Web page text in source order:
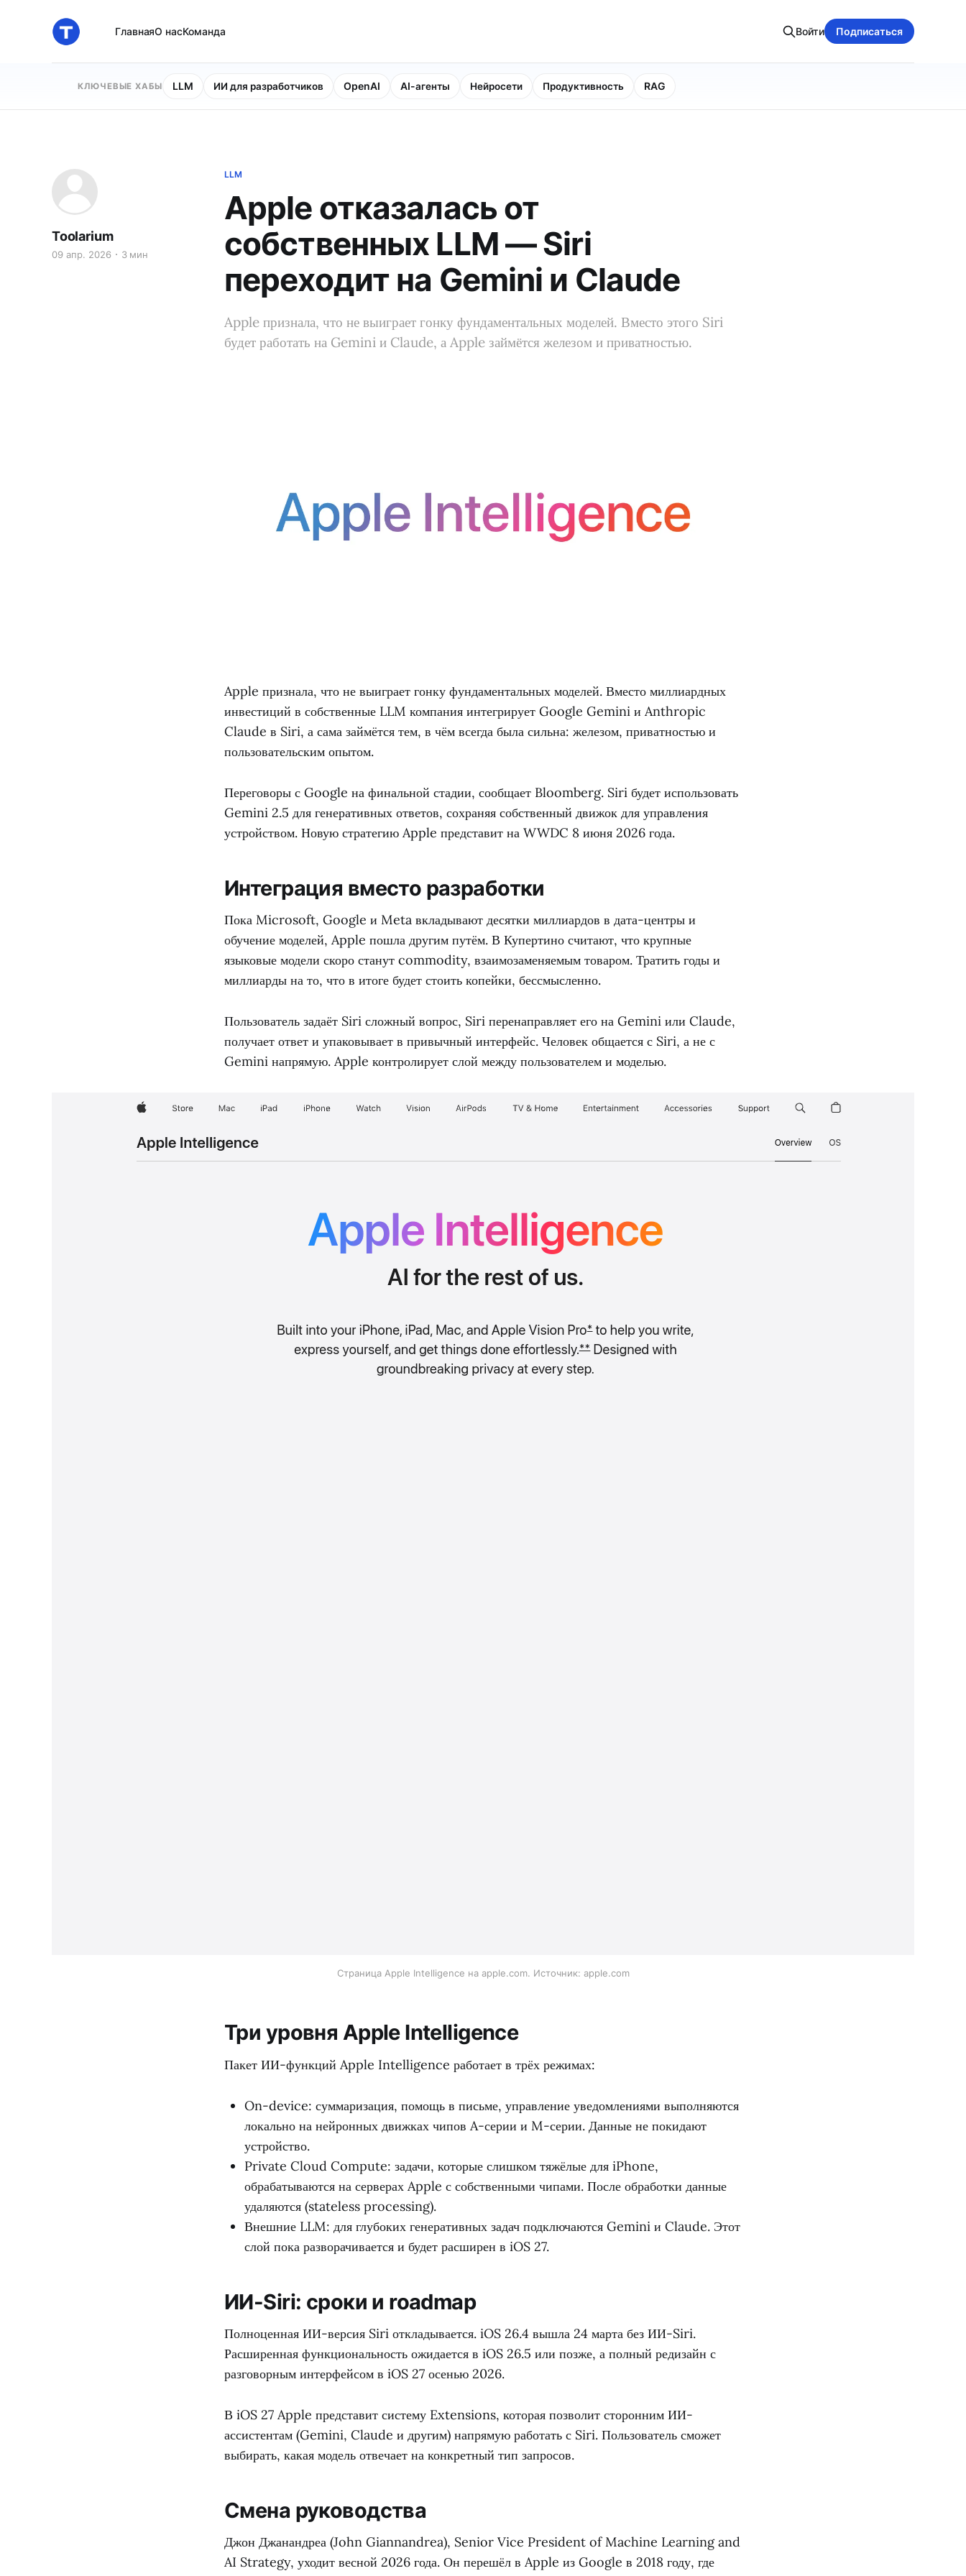
ГлавнаяО насКоманда Войти Подписаться
КЛЮЧЕВЫЕ ХАБЫ LLM ИИ для разработчиков OpenAI AI-агенты Нейросети Продуктивность RAG
LLM
Apple отказалась от
собственных LLM — Siri
переходит на Gemini и Claude
Apple признала, что не выиграет гонку фундаментальных моделей. Вместо этого Siri
будет работать на Gemini и Claude, а Apple займётся железом и приватностью.
Toolarium
09 апр. 2026 3 мин
Apple признала, что не выиграет гонку фундаментальных моделей. Вместо миллиардных
инвестиций в собственные LLM компания интегрирует Google Gemini и Anthropic
Claude в Siri, а сама займётся тем, в чём всегда была сильна: железом, приватностью и
пользовательским опытом.
Переговоры с Google на финальной стадии, сообщает Bloomberg. Siri будет использовать
Gemini 2.5 для генеративных ответов, сохраняя собственный движок для управления
устройством. Новую стратегию Apple представит на WWDC 8 июня 2026 года.
Интеграция вместо разработки
Пока Microsoft, Google и Meta вкладывают десятки миллиардов в дата-центры и
обучение моделей, Apple пошла другим путём. В Купертино считают, что крупные
языковые модели скоро станут commodity, взаимозаменяемым товаром. Тратить годы и
миллиарды на то, что в итоге будет стоить копейки, бессмысленно.
Пользователь задаёт Siri сложный вопрос, Siri перенаправляет его на Gemini или Claude,
получает ответ и упаковывает в привычный интерфейс. Человек общается с Siri, а не с
Gemini напрямую. Apple контролирует слой между пользователем и моделью.
Страница Apple Intelligence на apple.com. Источник: apple.com
Три уровня Apple Intelligence
Пакет ИИ-функций Apple Intelligence работает в трёх режимах:
On-device: суммаризация, помощь в письме, управление уведомлениями выполняются
локально на нейронных движках чипов A-серии и M-серии. Данные не покидают
устройство.
Private Cloud Compute: задачи, которые слишком тяжёлые для iPhone,
обрабатываются на серверах Apple с собственными чипами. После обработки данные
удаляются (stateless processing).
Внешние LLM: для глубоких генеративных задач подключаются Gemini и Claude. Этот
слой пока разворачивается и будет расширен в iOS 27.
ИИ-Siri: сроки и roadmap
Полноценная ИИ-версия Siri откладывается. iOS 26.4 вышла 24 марта без ИИ-Siri.
Расширенная функциональность ожидается в iOS 26.5 или позже, а полный редизайн с
разговорным интерфейсом в iOS 27 осенью 2026.
В iOS 27 Apple представит систему Extensions, которая позволит сторонним ИИ-
ассистентам (Gemini, Claude и другим) напрямую работать с Siri. Пользователь сможет
выбирать, какая модель отвечает на конкретный тип запросов.
Смена руководства
Джон Джанандреа (John Giannandrea), Senior Vice President of Machine Learning and
AI Strategy, уходит весной 2026 года. Он перешёл в Apple из Google в 2018 году, где